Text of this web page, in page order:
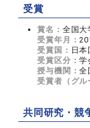
受賞
賞名： 全国大
受賞年月：
受賞国： 日本
受賞区分：学
授与機関：全
受賞者（グル
共同研究・競